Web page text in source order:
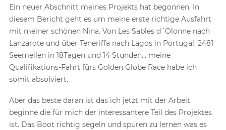
Ein neuer Abschnitt meines Projekts hat begonnen. In
diesem Bericht geht es um meine erste richtige Ausfahrt
mit meiner schönen Nina. Von Les Sables d´Olonne nach
Lanzarote und über Teneriffa nach Lagos in Portugal. 2481
Seemeilen in 18Tagen und 14 Stunden… meine
Qualifikations-Fahrt fürs Golden Globe Race habe ich
somit absolviert.
Aber das beste daran ist das ich jetzt mit der Arbeit
beginne die für mich der interessantere Teil des Projektes
ist. Das Boot richtig segeln und spüren zu lernen was es